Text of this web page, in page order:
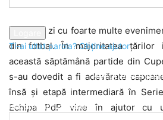
Ti-ai uitat parola? Obține ajutor
Recuperare
Recuperați-vă parola
E o nouă zi cu foarte multe
din fotbal. În majoritatea țărilor
această săptămână partide din
s-au dovedit a fi adevărate
însă și etapă intermediară în
Echipa PdP vine în ajutor cu